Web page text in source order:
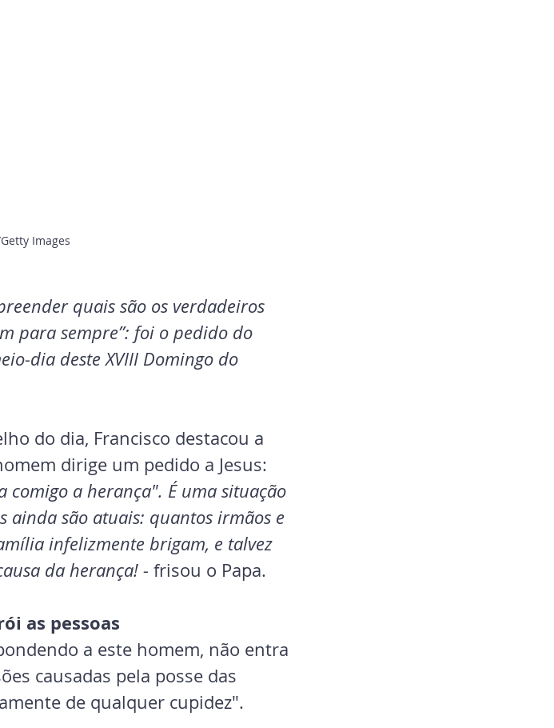
Images
quais são os verdadeiros
para sempre”: foi o pedido do
dia deste XVIII Domingo do
do dia, Francisco destacou a
dirige um pedido a Jesus:
a herança". É uma situação
ainda são atuais: quantos irmãos e
infelizmente brigam, e talvez
da herança! - frisou o Papa.
as pessoas
a este homem, não entra
causadas pela posse das
de qualquer cupidez".